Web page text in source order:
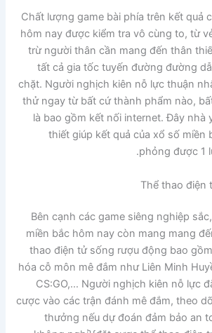
Chất lượng game bài phía trên kết quả
hôm nay được kiểm tra vô cùng to, từ
trừ người thân cần mang đến thân
tất cả gia tốc tuyến đường đường
chặt. Người nghịch kiên nỗ lực thuận
thử ngay từ bất cứ thành phẩm nào,
là bao gồm kết nối internet. Đây nhà
thiết giúp kết quả của xổ số miền
phỏng được 1
Thể thao điện
Bên cạnh các game siêng nghiệp
miền bắc hôm nay còn mang mang
thao điện tử sống rượu động bao
hóa cỗ môn mê đắm như Liên Minh
CS:GO,… Người nghịch kiên nỗ lực
cược vào các trận đánh mê đắm, theo
thưởng nếu dự đoán đảm bảo an